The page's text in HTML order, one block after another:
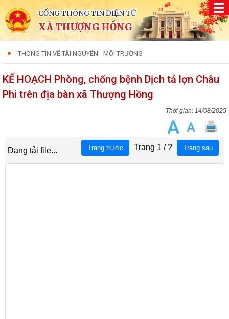
CỔNG THÔNG TIN ĐIỆN TỬ
XÃ THƯỢNG HỒNG
THÔNG TIN VỀ TÀI NGUYÊN - MÔI TRƯỜNG
KẾ HOẠCH Phòng, chống bệnh Dịch tả lợn Châu
Phi trên địa bàn xã Thượng Hồng
14/08/2025